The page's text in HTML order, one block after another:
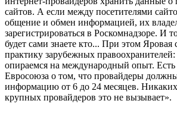
сайтов. А если между посетителями
общение и обмен информацией, их
зарегистрироваться в Роскомнадзоре. И
будет сами знаете кто... При этом Яровая
практику зарубежных
опираемся на международный опыт. Есть
Евросоюза о том, что провайдеры
информацию от 6 до 24 месяцев.
крупных провайдеров это не вызывает».